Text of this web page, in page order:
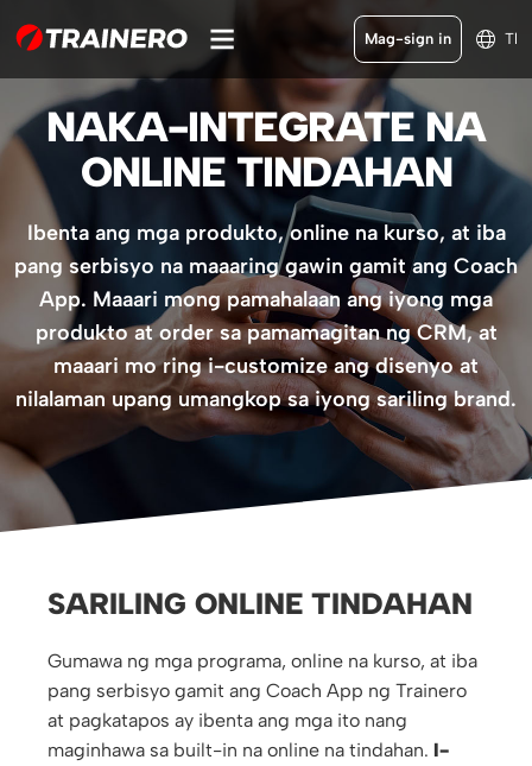
Mag-sign in Tl
NAKA-INTEGRATE NA
ONLINE TINDAHAN
Ibenta ang mga produkto, online na kurso, at iba
pang serbisyo na maaaring gawin gamit ang Coach
App. Maaari mong pamahalaan ang iyong mga
produkto at order sa pamamagitan ng CRM, at
maaari mo ring i-customize ang disenyo at
nilalaman upang umangkop sa iyong sariling brand.
SARILING ONLINE TINDAHAN
Gumawa ng mga programa, online na kurso, at iba
pang serbisyo gamit ang Coach App ng Trainero
at pagkatapos ay ibenta ang mga ito nang
maginhawa sa built-in na online na tindahan. I-